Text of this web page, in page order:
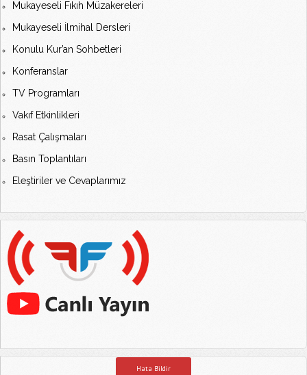
Mukayeseli Fıkıh Müzakereleri
Mukayeseli İlmihal Dersleri
Konulu Kur’an Sohbetleri
Konferanslar
TV Programları
Vakıf Etkinlikleri
Rasat Çalışmaları
Basın Toplantıları
Eleştiriler ve Cevaplarımız
Hata Bildir